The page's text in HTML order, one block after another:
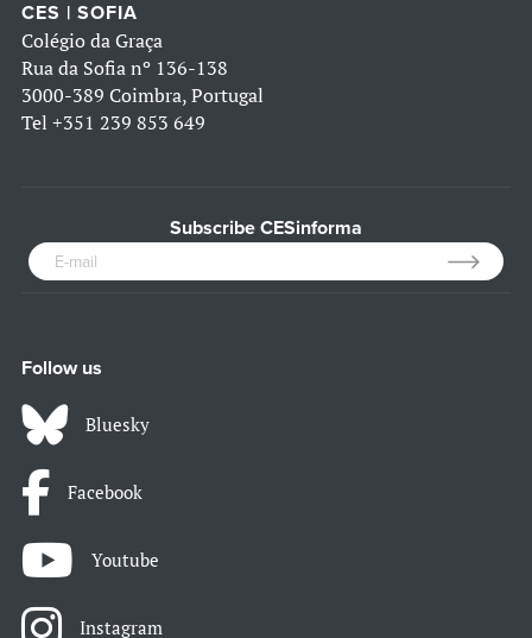
CES | SOFIA
Colégio da Graça
Rua da Sofia nº 136-138
3000-389 Coimbra, Portugal
Tel +351 239 853 649
Subscribe CESinforma
Follow us
Bluesky
Facebook
Youtube
Instagram